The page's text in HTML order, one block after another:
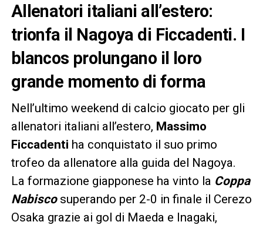
Allenatori italiani all’estero:
trionfa il Nagoya di Ficcadenti. I
blancos prolungano il loro
grande momento di forma
Nell’ultimo weekend di calcio giocato per gli
allenatori italiani all’estero, Massimo
Ficcadenti ha conquistato il suo primo
trofeo da allenatore alla guida del Nagoya.
La formazione giapponese ha vinto la Coppa
Nabisco superando per 2-0 in finale il Cerezo
Osaka grazie ai gol di Maeda e Inagaki,